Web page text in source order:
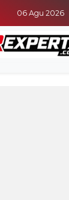
06 Agu 2026